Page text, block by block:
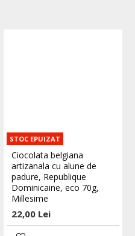
STOC EPUIZAT
Ciocolata belgiana
artizanala cu alune de
padure, Republique
Dominicaine, eco 70g,
Millesime
22,00 Lei